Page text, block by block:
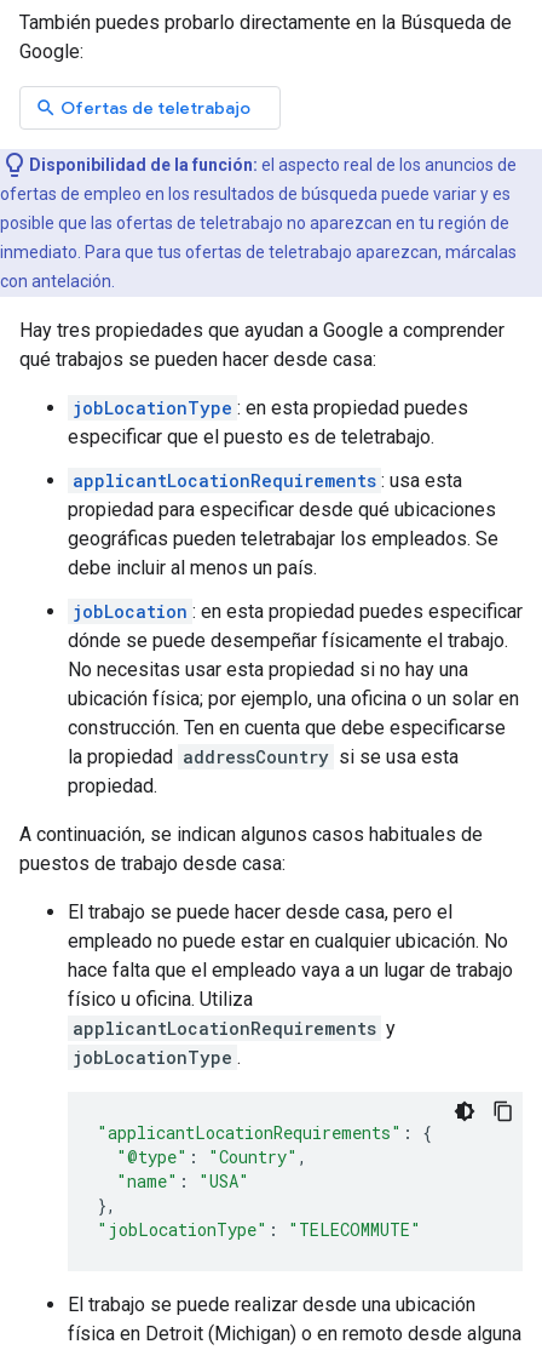
También puedes probarlo directamente en la Búsqueda de
Google:
search Ofertas de teletrabajo
Disponibilidad de la función: el aspecto real de los anuncios de
ofertas de empleo en los resultados de búsqueda puede variar y es
posible que las ofertas de teletrabajo no aparezcan en tu región de
inmediato. Para que tus ofertas de teletrabajo aparezcan, márcalas
con antelación.
Hay tres propiedades que ayudan a Google a comprender
qué trabajos se pueden hacer desde casa:
jobLocationType : en esta propiedad puedes
especificar que el puesto es de teletrabajo.
applicantLocationRequirements : usa esta
propiedad para especificar desde qué ubicaciones
geográficas pueden teletrabajar los empleados. Se
debe incluir al menos un país.
jobLocation : en esta propiedad puedes especificar
dónde se puede desempeñar físicamente el trabajo.
No necesitas usar esta propiedad si no hay una
ubicación física; por ejemplo, una oficina o un solar en
construcción. Ten en cuenta que debe especificarse
la propiedad addressCountry si se usa esta
propiedad.
A continuación, se indican algunos casos habituales de
puestos de trabajo desde casa:
El trabajo se puede hacer desde casa, pero el
empleado no puede estar en cualquier ubicación. No
hace falta que el empleado vaya a un lugar de trabajo
físico u oficina. Utiliza
applicantLocationRequirements y
jobLocationType .
"applicantLocationRequirements" :
{
"@type" : "Country" ,
"name" :
"USA"
},
"jobLocationType" : "TELECOMMUTE"
El trabajo se puede realizar desde una ubicación
física en Detroit (Michigan) o en remoto desde alguna